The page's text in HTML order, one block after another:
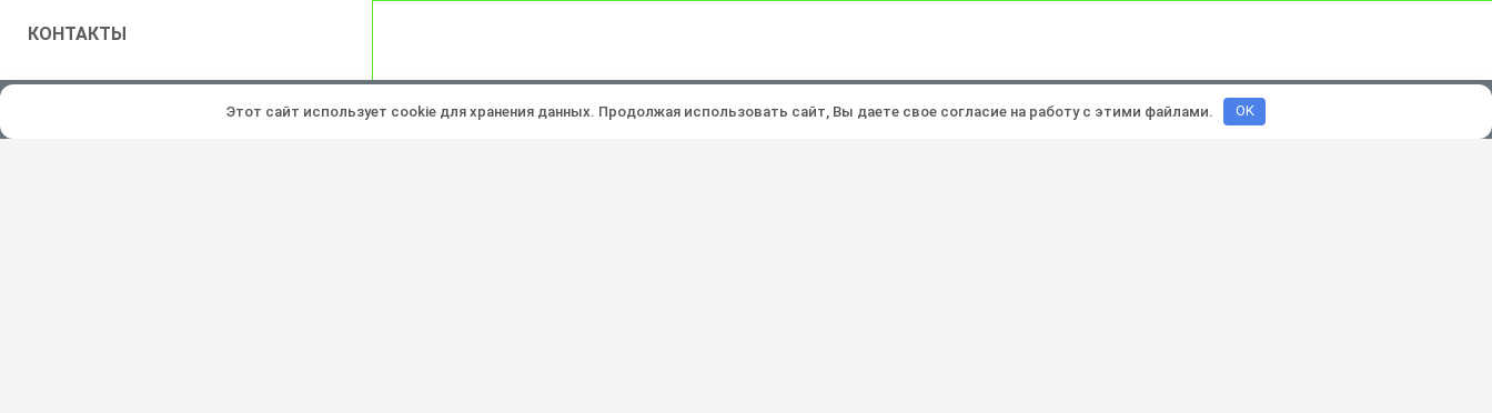
КОНТАКТЫ
Все права защищены © 2026 Политика конфиденциальности Разработка и продвижение:Lukevium
Этот сайт использует cookie для хранения данных. Продолжая использовать сайт, Вы даете свое согласие на работу с этими файлами. OK